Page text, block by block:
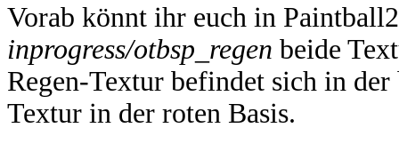
Vorab könnt ihr euch in
inprogress/otbsp_regen beide
Regen-Textur befindet sich in
Textur in der roten Basis.